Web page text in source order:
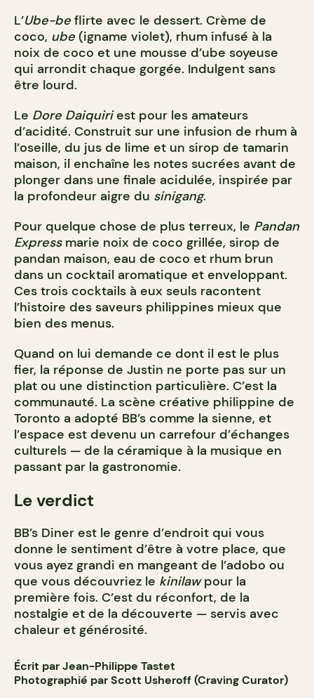
L’Ube-be flirte avec le dessert. Crème de
coco, ube (igname violet), rhum infusé à la
noix de coco et une mousse d’ube soyeuse
qui arrondit chaque gorgée. Indulgent sans
être lourd.
Le Dore Daiquiriest pour les amateurs
d’acidité. Construit sur une infusion de rhum à
l’oseille, du jus de lime et un sirop de tamarin
maison, il enchaîne les notes sucrées avant de
plonger dans une finale acidulée, inspirée par
la profondeur aigre du sinigang.
Pour quelque chose de plus terreux, le Pandan
Expressmarie noix de coco grillée, sirop de
pandan maison, eau de coco et rhum brun
dans un cocktail aromatique et enveloppant.
Ces trois cocktails à eux seuls racontent
l’histoire des saveurs philippines mieux que
bien des menus.
Quand on lui demande ce dont il est le plus
fier, la réponse de Justin ne porte pas sur un
plat ou une distinction particulière. C’est la
communauté. La scène créative philippine de
Toronto a adopté BB’s comme la sienne, et
l’espace est devenu un carrefour d’échanges
culturels — de la céramique à la musique en
passant par la gastronomie.
Le verdict
BB’s Diner est le genre d’endroit qui vous
donne le sentiment d’être à votre place, que
vous ayez grandi en mangeant de l’adobo ou
que vous découvriez le kinilawpour la
première fois. C’est du réconfort, de la
nostalgie et de la découverte — servis avec
chaleur et générosité.
Écrit par Jean-Philippe Tastet
Photographié par Scott Usheroff (Craving Curator)